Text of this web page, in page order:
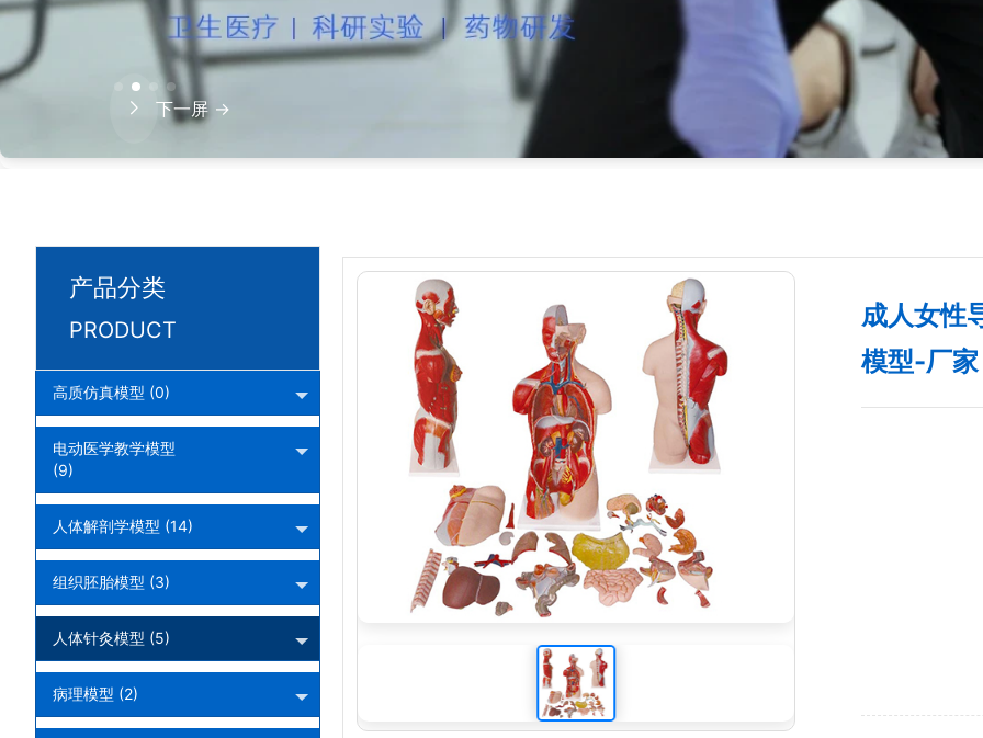
下一屏 →
成人女性导尿模型、高级女性导尿模型、人体模型-厂家
成人女性
模型-厂家
产品分类
PRODUCT
高质仿真模型 (0)
电动医学教学模型
(9)
人体解剖学模型 (14)
组织胚胎模型 (3)
人体针灸模型 (5)
病理模型 (2)